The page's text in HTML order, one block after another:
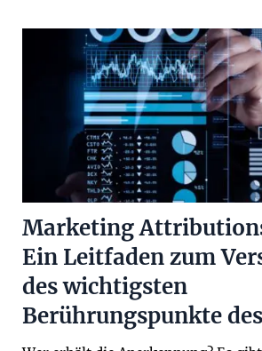
Marketing
Ein Leitfaden zum
des wichtigsten
Berührungspunkte